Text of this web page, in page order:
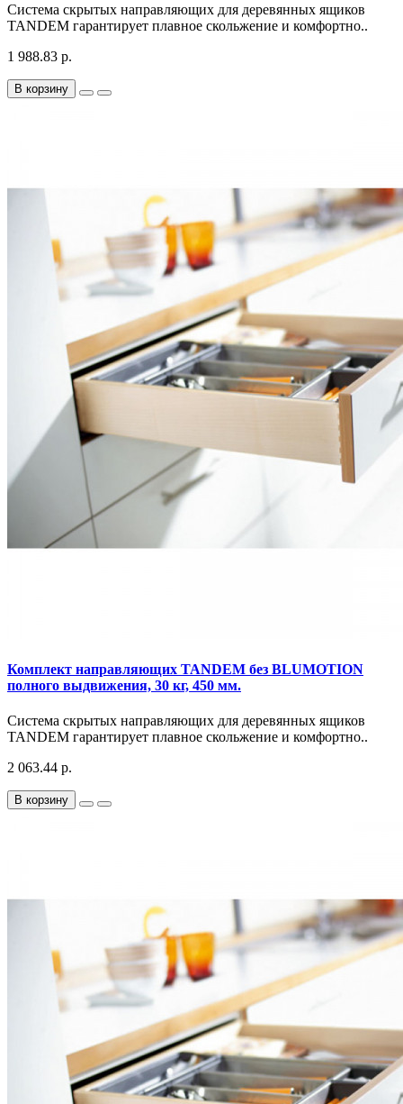
Система скрытых направляющих для деревянных ящиков
TANDEM гарантирует плавное скольжение и комфортно..
1 988.83 р.
В корзину
Комплект направляющих TANDEM без BLUMOTION
полного выдвижения, 30 кг, 450 мм.
Система скрытых направляющих для деревянных ящиков
TANDEM гарантирует плавное скольжение и комфортно..
2 063.44 р.
В корзину